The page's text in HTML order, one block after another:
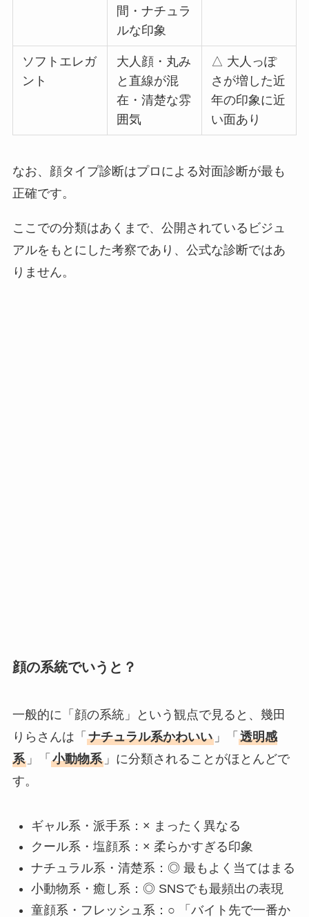
間・ナチュラ
ルな印象
ソフトエレガ
ント
大人顔・丸み
と直線が混
在・清楚な雰
囲気
△ 大人っぽ
さが増した近
年の印象に近
い面あり
なお、顔タイプ診断はプロによる対面診断が最も
正確です。
ここでの分類はあくまで、公開されているビジュ
アルをもとにした考察であり、公式な診断ではあ
りません。
顔の系統でいうと？
一般的に「顔の系統」という観点で見ると、幾田
りらさんは「 ナチュラル系かわいい」「 透明感
系」「 小動物系」に分類されることがほとんどで
す。
ギャル系・派手系：× まったく異なる
クール系・塩顔系：× 柔らかすぎる印象
ナチュラル系・清楚系：◎ 最もよく当てはまる
小動物系・癒し系：◎ SNSでも最頻出の表現
童顔系・フレッシュ系：○ 「バイト先で一番か